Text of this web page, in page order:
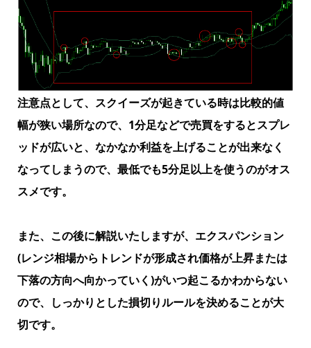
注意点として、スクイーズが起きている時は比較的値
幅が狭い場所なので、1分足などで売買をするとスプレ
ッドが広いと、なかなか利益を上げることが出来なく
なってしまうので、最低でも5分足以上を使うのがオス
スメです。
また、この後に解説いたしますが、エクスパンション
(レンジ相場からトレンドが形成され価格が上昇または
下落の方向へ向かっていく)がいつ起こるかわからない
ので、しっかりとした損切りルールを決めることが大
切です。